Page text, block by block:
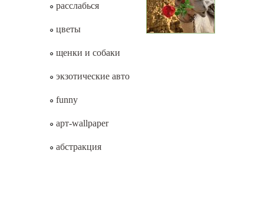
расслабься
цветы
щенки и собаки
экзотические авто
funny
арт-wallpaper
абстракция